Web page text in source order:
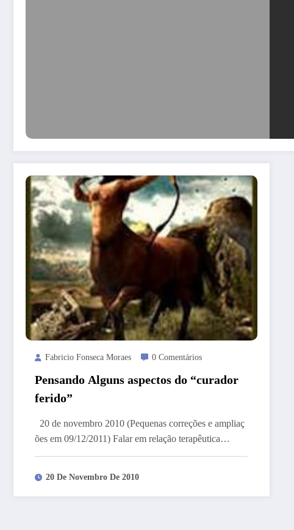
Fabricio Fonseca Moraes 0 Comentários
Pensando Alguns aspectos do “curador
ferido”
20 de novembro 2010 (Pequenas correções e ampliaç
ões em 09/12/2011) Falar em relação terapêutica…
20 De Novembro De 2010